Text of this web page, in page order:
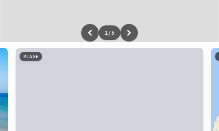
Leaflet|données ©OpenStreetMap/ODbL - renduOSM France
1 /5
PLAGE